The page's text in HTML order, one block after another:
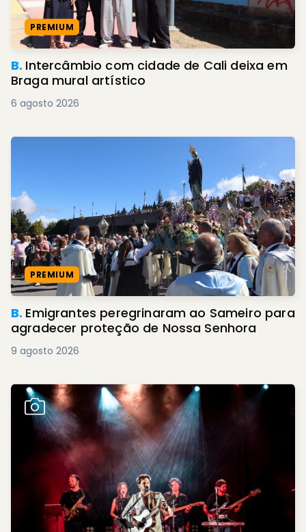
PREMIUM
B. Intercâmbio com cidade de Cali deixa em
Braga mural artístico
6 agosto 2026
PREMIUM
B. Emigrantes peregrinaram ao Sameiro para
agradecer proteção de Nossa Senhora
9 agosto 2026